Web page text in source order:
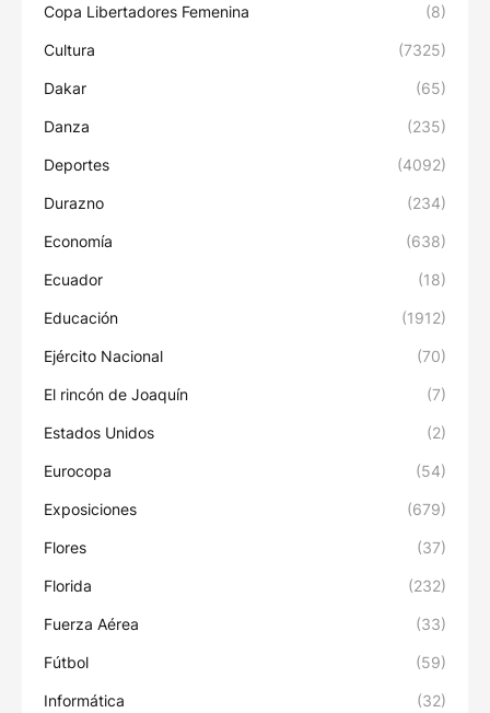
Copa Libertadores Femenina (8)
Cultura (7325)
Dakar (65)
Danza (235)
Deportes (4092)
Durazno (234)
Economía (638)
Ecuador (18)
Educación (1912)
Ejército Nacional (70)
El rincón de Joaquín (7)
Estados Unidos (2)
Eurocopa (54)
Exposiciones (679)
Flores (37)
Florida (232)
Fuerza Aérea (33)
Fútbol (59)
Informática (32)